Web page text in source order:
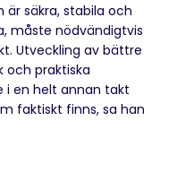
säkra, stabila och
måste nödvändigtvis
Utveckling av bättre
och praktiska
i en helt annan takt
faktiskt finns, sa han